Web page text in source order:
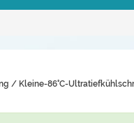
/ Kleine-86°C-